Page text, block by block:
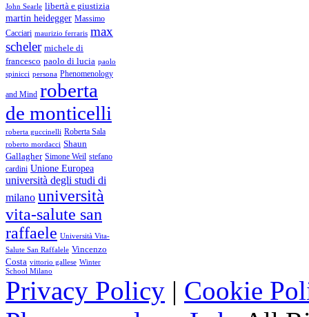
John Searle libertà e giustizia
martin heidegger Massimo
Cacciari maurizio ferraris max
scheler michele di
francesco paolo di lucia paolo
spinicci persona Phenomenology
and Mind roberta
de monticelli
roberta guccinelli Roberta Sala
roberto mordacci Shaun
Gallagher Simone Weil stefano
cardini Unione Europea
università degli studi di
milano università
vita-salute san
raffaele Università Vita-
Salute San Raffalele Vincenzo
Costa vittorio gallese Winter
School Milano
Privacy Policy | Cookie